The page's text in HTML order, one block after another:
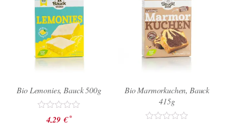
Bio Lemonies, Bauck 500g
Bewertet
4,29 € *
Bio Marmorkuchen, Bauck
415g